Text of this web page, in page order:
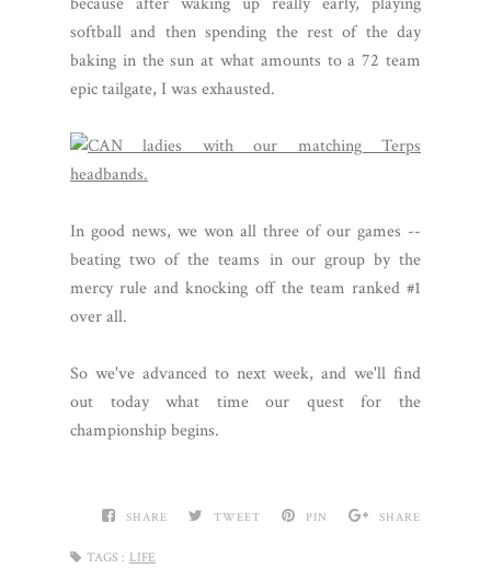
softball and then spending the rest of the day
baking in the sun at what amounts to a 72 team
epic tailgate, I was exhausted.
In good news, we won all three of our games --
beating two of the teams in our group by the
mercy rule and knocking off the team ranked #1
over all.
So we've advanced to next week, and we'll find
out today what time our quest for the
championship begins.
SHARE TWEET PIN SHARE
TAGS : LIFE